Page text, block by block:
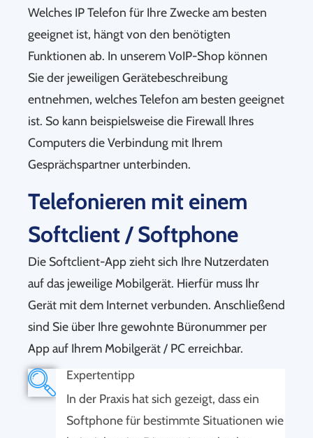
Welches IP Telefon für Ihre Zwecke am besten
geeignet ist, hängt von den benötigten
Funktionen ab. In unserem VoIP-Shop können
Sie der jeweiligen Gerätebeschreibung
entnehmen, welches Telefon am besten geeignet
ist. So kann beispielsweise die Firewall Ihres
Computers die Verbindung mit Ihrem
Gesprächspartner unterbinden.
Telefonieren mit einem
Softclient / Softphone
Die Softclient-App zieht sich Ihre Nutzerdaten
auf das jeweilige Mobilgerät. Hierfür muss Ihr
Gerät mit dem Internet verbunden. Anschließend
sind Sie über Ihre gewohnte Büronummer per
App auf Ihrem Mobilgerät / PC erreichbar.
Expertentipp
In der Praxis hat sich gezeigt, dass ein
Softphone für bestimmte Situationen wie